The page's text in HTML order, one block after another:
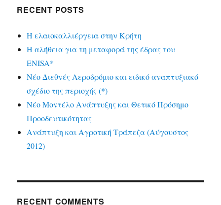
RECENT POSTS
Η ελαιοκαλλιέργεια στην Κρήτη
Η αλήθεια για τη μεταφορά της έδρας του
ENISA*
Νέο Διεθνές Αεροδρόμιο και ειδικό αναπτυξιακό
σχέδιο της περιοχής (*)
Νέο Μοντέλο Ανάπτυξης και Θετικό Πρόσημο
Προοδευτικότητας
Ανάπτυξη και Αγροτική Τράπεζα (Αύγουστος
2012)
RECENT COMMENTS